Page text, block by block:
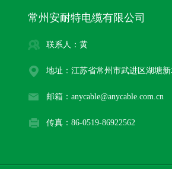
常州安耐特电缆有限公司
联系人：黄
地址：江苏省常州市武进区湖塘
邮箱：anycable@anycable.com.cn
传真：86-0519-86922562